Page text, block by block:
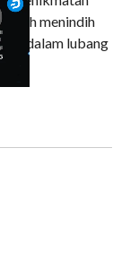
menindih
dalam lubang